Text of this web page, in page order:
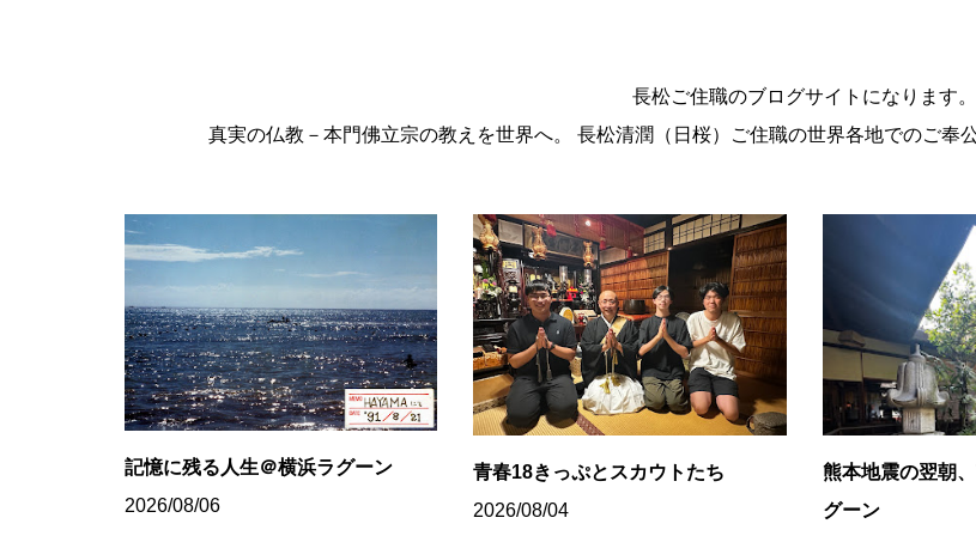
長松ご住職のブログサイトになります。
真実の仏教－本門佛立宗の教えを世界へ。 長松清潤（日桜）ご住職の世界各地でのご奉
記憶に残る人生＠横浜ラグーン
2026/08/06
青春18きっぷとスカウトたち
2026/08/04
熊本地震の翌朝
グーン